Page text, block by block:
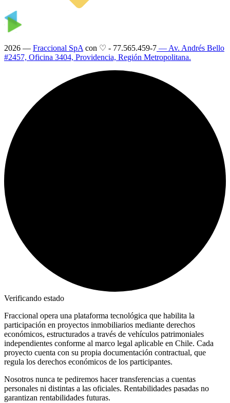
2026 — Fraccional SpA con ♡ - 77.565.459-7 — Av. Andrés Bello
#2457, Oficina 3404, Providencia, Región Metropolitana.
Verificando estado
Fraccional opera una plataforma tecnológica que habilita la
participación en proyectos inmobiliarios mediante derechos
económicos, estructurados a través de vehículos patrimoniales
independientes conforme al marco legal aplicable en Chile. Cada
proyecto cuenta con su propia documentación contractual, que
regula los derechos económicos de los participantes.
Nosotros nunca te pediremos hacer transferencias a cuentas
personales ni distintas a las oficiales. Rentabilidades pasadas no
garantizan rentabilidades futuras.